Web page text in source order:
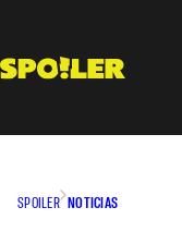
contenido
SPOILER NOTICIAS